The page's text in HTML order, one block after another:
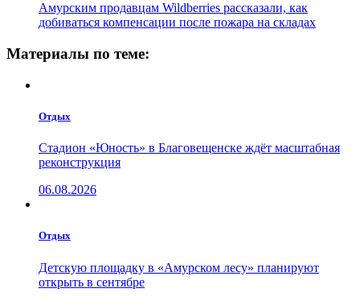
Амурским продавцам Wildberries рассказали, как
добиваться компенсации после пожара на складах
Материалы по теме:
Отдых
Стадион «Юность» в Благовещенске ждёт масштабная
реконструкция
06.08.2026
Отдых
Детскую площадку в «Амурском лесу» планируют
открыть в сентябре